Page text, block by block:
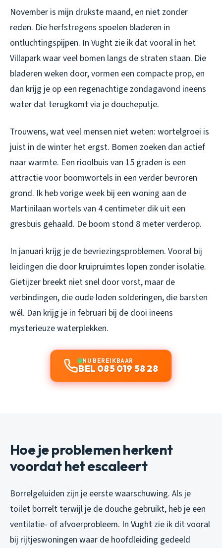
November is mijn drukste maand, en niet zonder
reden. Die herfstregens spoelen bladeren in
ontluchtingspijpen. In Vught zie ik dat vooral in het
Villapark waar veel bomen langs de straten staan. Die
bladeren weken door, vormen een compacte prop, en
dan krijg je op een regenachtige zondagavond ineens
water dat terugkomt via je doucheputje.
Trouwens, wat veel mensen niet weten: wortelgroei is
juist in de winter het ergst. Bomen zoeken dan actief
naar warmte. Een rioolbuis van 15 graden is een
attractie voor boomwortels in een verder bevroren
grond. Ik heb vorige week bij een woning aan de
Martinilaan wortels van 4 centimeter dik uit een
gresbuis gehaald. De boom stond 8 meter verderop.
In januari krijg je de bevriezingsproblemen. Vooral bij
leidingen die door kruipruimtes lopen zonder isolatie.
Gietijzer breekt niet snel door vorst, maar de
verbindingen, die oude loden solderingen, die barsten
wél. Dan krijg je in februari bij de dooi ineens
mysterieuze waterplekken.
NU BEREIKBAAR
BEL 085 019 58 28
Hoe je problemen herkent
voordat het escaleert
Borrelgeluiden zijn je eerste waarschuwing. Als je
toilet borrelt terwijl je de douche gebruikt, heb je een
ventilatie- of afvoerprobleem. In Vught zie ik dit vooral
bij rijtjeswoningen waar de hoofdleiding gedeeld